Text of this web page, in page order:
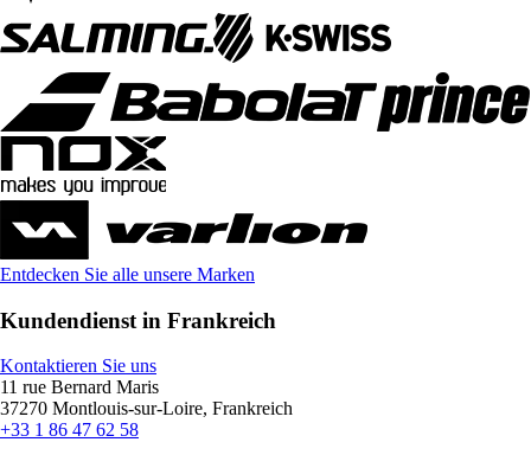
Entdecken Sie alle unsere Marken
Kundendienst in Frankreich
Kontaktieren Sie uns
11 rue Bernard Maris
37270 Montlouis-sur-Loire, Frankreich
+33 1 86 47 62 58